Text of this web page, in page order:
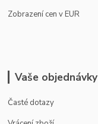
Zobrazení cen v EUR
Vaše objednávky
Časté dotazy